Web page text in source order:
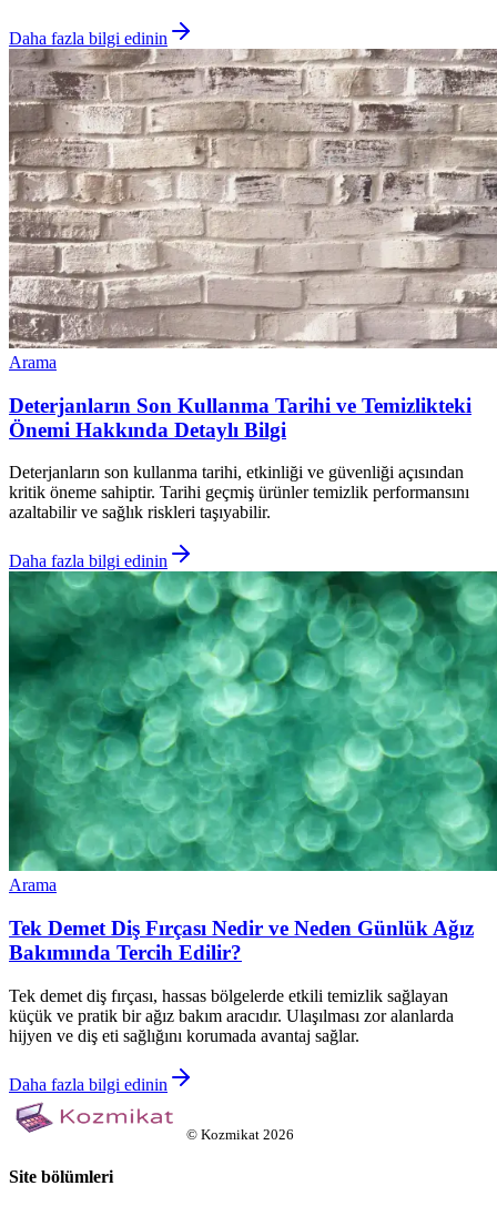
Daha fazla bilgi edinin
Arama
Deterjanların Son Kullanma Tarihi ve Temizlikteki
Önemi Hakkında Detaylı Bilgi
Deterjanların son kullanma tarihi, etkinliği ve güvenliği açısından
kritik öneme sahiptir. Tarihi geçmiş ürünler temizlik performansını
azaltabilir ve sağlık riskleri taşıyabilir.
Daha fazla bilgi edinin
Arama
Tek Demet Diş Fırçası Nedir ve Neden Günlük Ağız
Bakımında Tercih Edilir?
Tek demet diş fırçası, hassas bölgelerde etkili temizlik sağlayan
küçük ve pratik bir ağız bakım aracıdır. Ulaşılması zor alanlarda
hijyen ve diş eti sağlığını korumada avantaj sağlar.
Daha fazla bilgi edinin
© Kozmikat 2026
Site bölümleri